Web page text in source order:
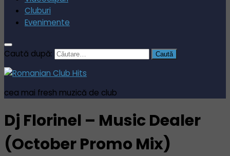
Cluburi
Evenimente
Caută după:
cea mai fresh muzică de club
Dj Florinel – Music Dealer
(October Promo Mix)